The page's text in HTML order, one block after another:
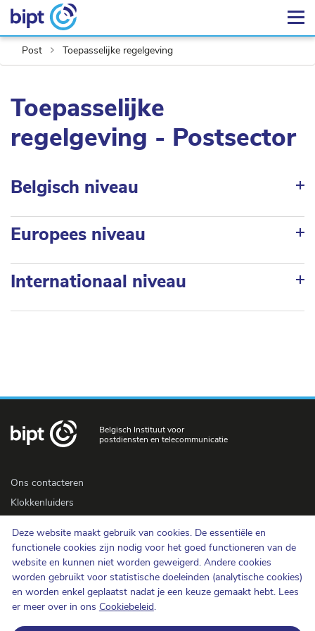
Deze website maakt gebruik van cookies. De essentiële en
functionele cookies zijn nodig voor het goed functioneren van de
website en kunnen niet worden geweigerd. Andere cookies
worden gebruikt voor statistische doeleinden (analytische cookies)
en worden enkel geplaatst nadat je een keuze gemaakt hebt. Lees
er meer over in ons Cookiebeleid.
Post Toepasselijke regelgeving
Toepasselijke
regelgeving - Postsector
Belgisch niveau
Europees niveau
Internationaal niveau
Belgisch Instituut voor
postdiensten en telecommunicatie
Ons contacteren
Klokkenluiders
Toegankelijkheid
Pers
Cookiebeleid
Bescherming van de persoonlijke levenssfeer